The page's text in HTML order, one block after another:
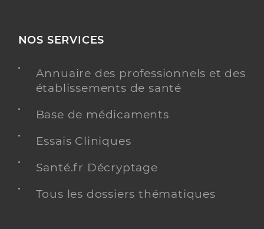
NOS SERVICES
Annuaire des professionnels et des
établissements de santé
Base de médicaments
Essais Cliniques
Santé.fr Décryptage
Tous les dossiers thématiques